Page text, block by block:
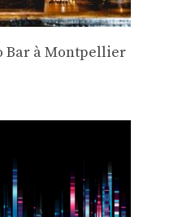
Bar à Montpellier